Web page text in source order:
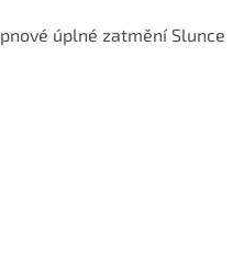
úplné zatmění Slunce